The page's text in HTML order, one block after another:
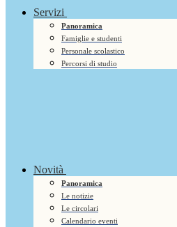
Servizi
Panoramica
Famiglie e studenti
Personale scolastico
Percorsi di studio
Novità
Panoramica
Le notizie
Le circolari
Calendario eventi